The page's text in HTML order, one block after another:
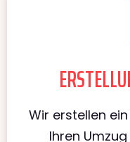
Wir erstellen
Ihren